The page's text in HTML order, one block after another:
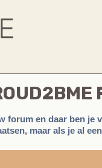
forum en daar ben je
maar als je al